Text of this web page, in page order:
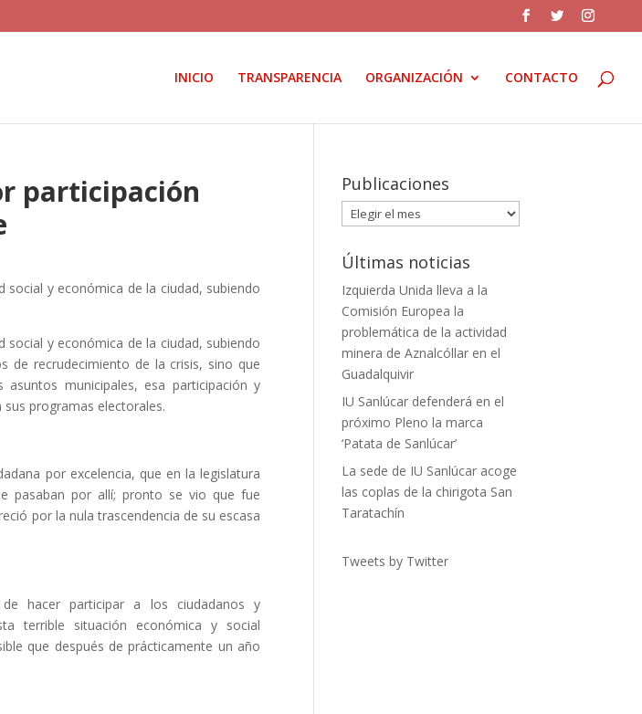
INICIO TRANSPARENCIA ORGANIZACIÓN CONTACTO
participación
y económica de la ciudad, subiendo
y económica de la ciudad, subiendo
de recrudecimiento de la crisis, sino que
municipales, esa participación y
programas electorales.
por excelencia, que en la legislatura
pasaban por allí; pronto se vio que fue
por la nula trascendencia de su escasa
hacer participar a los ciudadanos y
terrible situación económica y social
que después de prácticamente un año
Publicaciones
Publicaciones
Últimas noticias
Izquierda Unida lleva a la
Comisión Europea la
problemática de la actividad
minera de Aznalcóllar en el
Guadalquivir
IU Sanlúcar defenderá en el
próximo Pleno la marca
‘Patata de Sanlúcar’
La sede de IU Sanlúcar acoge
las coplas de la chirigota San
Taratachín
Tweets by Twitter